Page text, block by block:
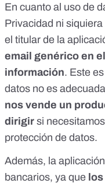
En cuanto al uso de
Privacidad ni
el titular de la
email genérico en
información. Este
datos no es
nos vende un
dirigir si necesitamos
protección de datos.
Además, la
bancarios, ya que